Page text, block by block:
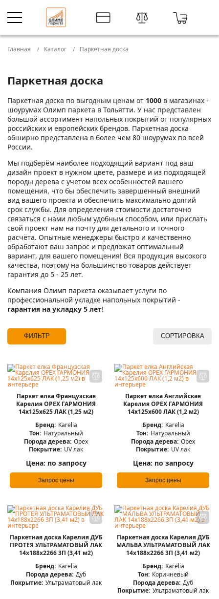
Главная Каталог Паркетная доска
Паркетная доска
Паркетная доска по выгодным ценам от 1000 в магазинах -
шоурумах Олимп паркета в Тольятти. У нас представлен
большой ассортимент напольных покрытий от популярных
российских и европейских брендов. Паркетная доска
обширно представлена в более чем 80 шоурумах по всей
России.
Мы подберём наиболее подходящий вариант под ваш
дизайн проект в нужном цвете, размере и из подходящей
породы дерева с учетом всех особенностей вашего
помещения, что бы обеспечить завершенный внешний
вид вашего проекта и обеспечить максимально долгий
срок службы. Для определения стоимости достаточно
связаться с нами любым удобным способом, или прислать
свой проект нам на почту для детального и точного
расчёта. Опытные менеджеры быстро и качественно
обработают ваш запрос и предложат оптимальный
вариант, для вашего помещения! Вся продукция высокого
качества, поэтому на большинство товаров действует
гарантия до 5 - 25 лет.
Компания Олимп паркета оказывает услуги по
профессиональной укладке напольных покрытий -
гарантия на укладку 5 лет!
ФИЛЬТР СОРТИРОВКА
Паркет елка Французская
Карелия ОРЕХ ГАРМОНИЯ
14x125x625 ЛАК (1,25 м2)
Бренд: Karelia
Тон: Натуральный
Порода дерева: Орех
Покрытие: UV лак
Цена: по запросу
Запрос цены
Паркет елка Английская
Карелия ОРЕХ ГАРМОНИЯ
14x125x600 ЛАК (1,2 м2)
Бренд: Karelia
Тон: Натуральный
Порода дерева: Орех
Покрытие: UV лак
Цена: по запросу
Запрос цены
Паркетная доска Карелия ДУБ
ПРОТЕЯ УЛЬТРАМАТОВЫЙ ЛАК
14x188x2266 3П (3,41 м2)
Бренд: Karelia
Порода дерева: Дуб
Покрытие: Ультраматовый лак
Паркетная доска Карелия ДУБ
МАЛЬВА УЛЬТРАМАТОВЫЙ ЛАК
14x188x2266 3П (3,41 м2)
Бренд: Karelia
Тон: Коричневый
Порода дерева: Дуб
Покрытие: Ультраматовый лак